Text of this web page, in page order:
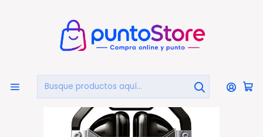
Inicio PUNTO GAMER Audífonos Gamer
Audífonos Bluetooth Gamer Iluminación Lenovo Xt81
Negro - PS